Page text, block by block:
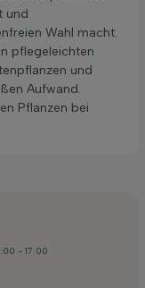
und
Wahl macht.
pflegeleichten
und
Aufwand.
Pflanzen bei
- 17:00